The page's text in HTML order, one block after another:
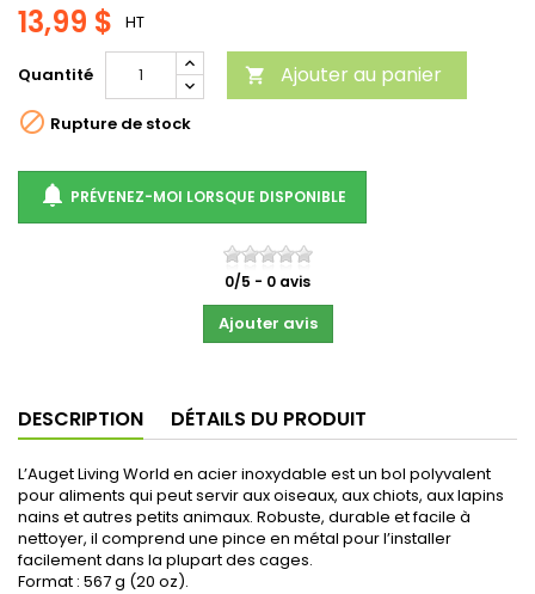
13,99 $ HT
Quantité  Ajouter au panier
 Rupture de stock
 PRÉVENEZ-MOI LORSQUE DISPONIBLE
0/5 - 0 avis
Ajouter avis
DESCRIPTION DÉTAILS DU PRODUIT
L’Auget Living World en acier inoxydable est un bol polyvalent
pour aliments qui peut servir aux oiseaux, aux chiots, aux lapins
nains et autres petits animaux. Robuste, durable et facile à
nettoyer, il comprend une pince en métal pour l’installer
facilement dans la plupart des cages.
Format : 567 g (20 oz).